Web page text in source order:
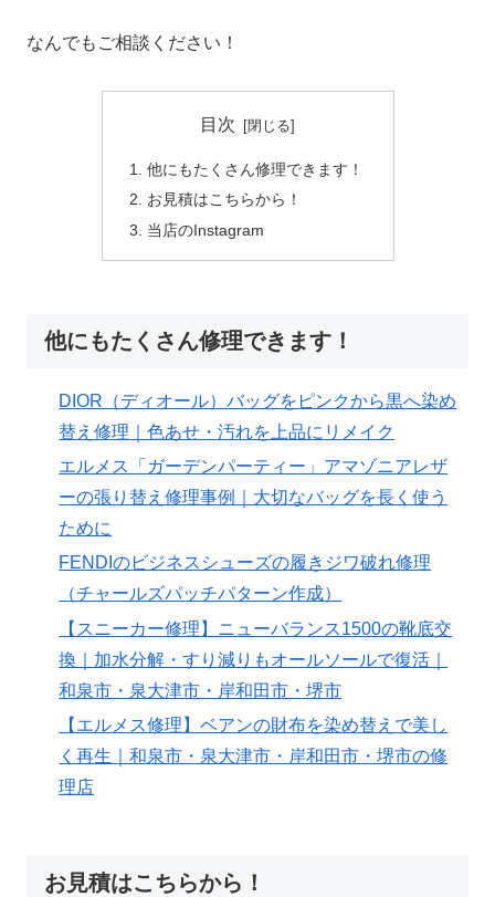
なんでもご相談ください！
目次
他にもたくさん修理できます！
お見積はこちらから！
当店のInstagram
他にもたくさん修理できます！
DIOR（ディオール）バッグをピンクから黒へ染め
替え修理｜色あせ・汚れを上品にリメイク
エルメス「ガーデンパーティー」アマゾニアレザ
ーの張り替え修理事例｜大切なバッグを長く使う
ために
FENDIのビジネスシューズの履きジワ破れ修理
（チャールズパッチパターン作成）
【スニーカー修理】ニューバランス1500の靴底交
換｜加水分解・すり減りもオールソールで復活｜
和泉市・泉大津市・岸和田市・堺市
【エルメス修理】ベアンの財布を染め替えで美し
く再生｜和泉市・泉大津市・岸和田市・堺市の修
理店
お見積はこちらから！